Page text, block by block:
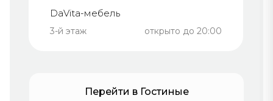
DaVita-мебель
3-й этаж открыто до 20:00
Перейти в Гостиные